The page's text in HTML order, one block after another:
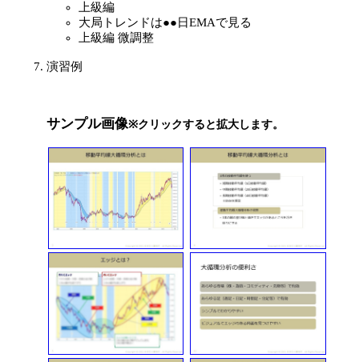
上級編
大局トレンドは●●日EMAで見る
上級編 微調整
演習例
サンプル画像※クリックすると拡大します。